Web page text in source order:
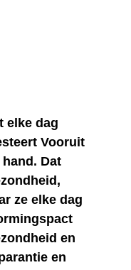
elke dag
Vooruit
Dat
ze elke dag
en
en